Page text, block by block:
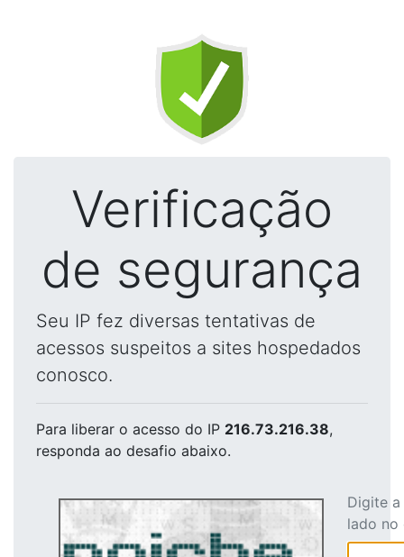
Verificação
de segurança
Seu IP fez diversas tentativas de
acessos suspeitos a sites hospedados
conosco.
Para liberar o acesso do IP 216.73.216.38,
responda ao desafio abaixo.
Digite
lado no